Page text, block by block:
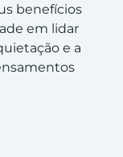
benefícios
em lidar
e a